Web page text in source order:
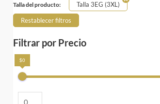
Talla del producto: Talla 3EG (3XL)
Restablecer filtros
Filtrar por Precio